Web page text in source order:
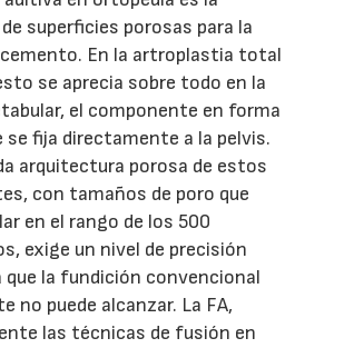
superficies porosas para la
En la artroplastia total
se aprecia sobre todo en la
el componente en forma
se fija directamente a la pelvis.
arquitectura porosa de estos
con tamaños de poro que
en el rango de los 500
exige un nivel de precisión
la fundición convencional
no puede alcanzar. La FA,
las técnicas de fusión en